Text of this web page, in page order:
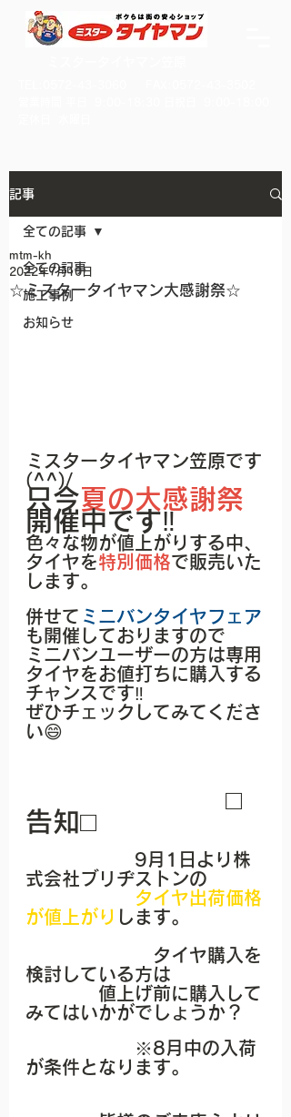
記事
全ての記事
施工事例
お知らせ
全ての記事
☆ミスタータイヤマン大感謝祭☆
mtm-kh
2022年7月10日
ミスタータイヤマン笠原です
(^^)/
只今夏の大感謝祭
開催中です‼
色々な物が値上がりする中、
タイヤを特別価格で販売いた
します。
併せて ミニバンタイヤフェア
も開催しておりますので
ミニバンユーザーの方は専用
タイヤをお値打ちに購入する
チャンスです‼
ぜひチェックしてみてくださ
い😄
□
告知□
9月1日より株
式会社ブリヂストンの
タイヤ出荷価格
が値上がり します。
タイヤ購入を
検討している方は
値上げ前に購入して
みてはいかがでしょうか？
※8月中の入荷
が条件となります。